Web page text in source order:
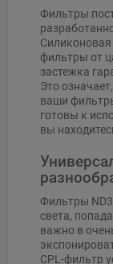
Фильтры
фильтры от
застежка
Это
ваши
готовы к
вы
Фильтры
света,
важно в
CPL-фильтр